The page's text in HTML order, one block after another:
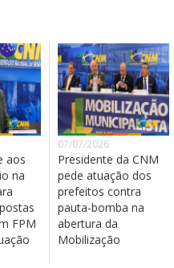
aos
na
FPM
07/07/2026
Presidente da CNM
pede atuação dos
prefeitos contra
pauta-bomba na
abertura da
Mobilização